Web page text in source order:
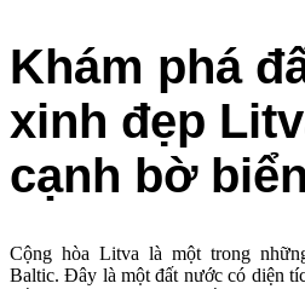
Khám phá
xinh đẹp
cạnh bờ
Cộng hòa Litva là một trong
Baltic. Đây là một đất nước có diện